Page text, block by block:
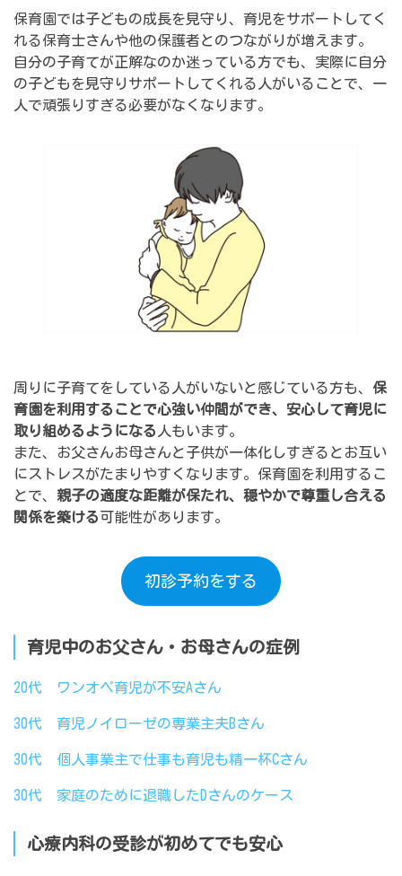
保育園では子どもの成長を見守り、育児をサポートしてく
れる保育士さんや他の保護者とのつながりが増えます。
自分の子育てが正解なのか迷っている方でも、実際に自分
の子どもを見守りサポートしてくれる人がいることで、一
人で頑張りすぎる必要がなくなります。
周りに子育てをしている人がいないと感じている方も、 保
育園を利用することで心強い仲間ができ、安心して育児に
取り組めるようになる 人もいます。
また、お父さんお母さんと子供が一体化しすぎるとお互い
にストレスがたまりやすくなります。保育園を利用するこ
とで、 親子の適度な距離が保たれ、穏やかで尊重し合える
関係を築ける可能性があります。
初診予約をする
育児中のお父さん・お母さんの症例
20代 ワンオペ育児が不安Aさん
30代 育児ノイローゼの専業主夫Bさん
30代 個人事業主で仕事も育児も精一杯Cさん
30代 家庭のために退職したDさんのケース
心療内科の受診が初めてでも安心